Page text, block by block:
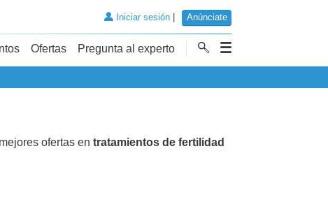
Iniciar sesión| Anúnciate
Ofertas Pregunta al experto
ofertas en tratamientos de fertilidad